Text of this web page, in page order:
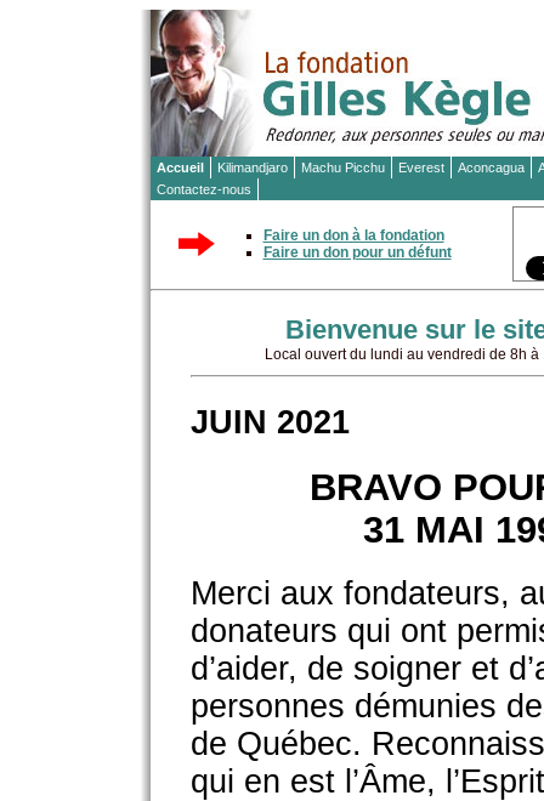
Accueil Kilimandjaro Machu Picchu Everest Aconcagua
Contactez-nous
Faire un don à la fondation
Faire un don pour un défunt
Bienvenue sur le
Local ouvert du lundi au vendredi de 8h